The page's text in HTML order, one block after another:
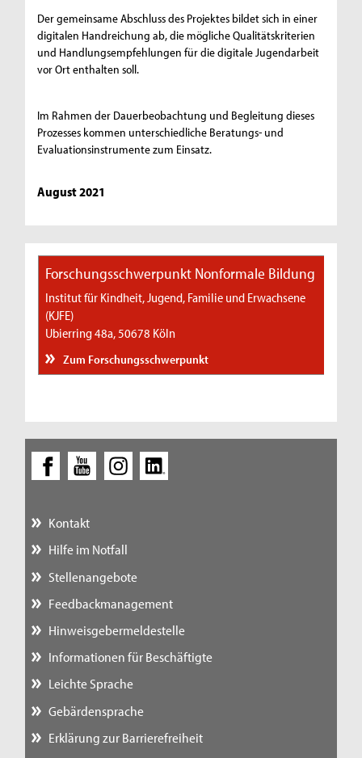
Der gemeinsame Abschluss des Projektes bildet sich in einer
digitalen Handreichung ab, die mögliche Qualitätskriterien
und Handlungsempfehlungen für die digitale Jugendarbeit
vor Ort enthalten soll.
Im Rahmen der Dauerbeobachtung und Begleitung dieses
Prozesses kommen unterschiedliche Beratungs- und
Evaluationsinstrumente zum Einsatz.
August 2021
Forschungsschwerpunkt Nonformale Bildung
Institut für Kindheit, Jugend, Familie und Erwachsene
(KJFE)
Ubierring 48a, 50678 Köln
Zum Forschungsschwerpunkt
Kontakt
Hilfe im Notfall
Stellenangebote
Feedbackmanagement
Hinweisgebermeldestelle
Informationen für Beschäftigte
Leichte Sprache
Gebärdensprache
Erklärung zur Barrierefreiheit